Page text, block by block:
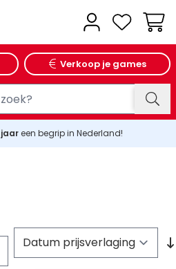
Verkoop je games
jaareen begrip in Nederland!
per pagina